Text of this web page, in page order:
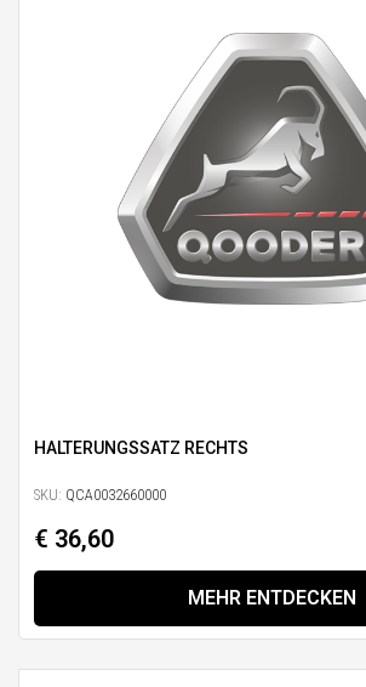
HALTERUNGSSATZ RECHTS
SKU: QCA0032660000
€ 36,60
MEHR ENTDECKEN